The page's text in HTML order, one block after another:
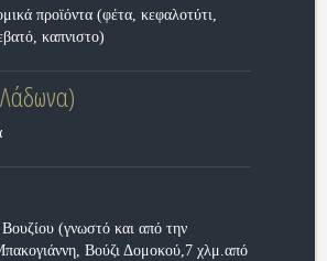
προϊόντα (φέτα, κεφαλοτύτι,
καπνιστο)
(γνωστό και από την
Βούζι Δομοκού,7 χλμ.από